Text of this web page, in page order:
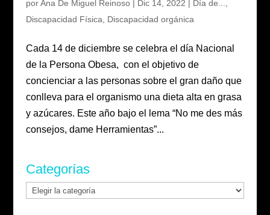
porAna De Miguel Reinoso| Dic 14, 2022 | Día de...
Discapacidad Física
Discapacidad orgánica
Cada 14 de diciembre se celebra el día Nacional
de la Persona Obesa, con el objetivo de
concienciar a las personas sobre el gran daño que
conlleva para el organismo una dieta alta en grasa
y azúcares. Este año bajo el lema “No me des más
consejos, dame Herramientas”...
Categorías
Categorías